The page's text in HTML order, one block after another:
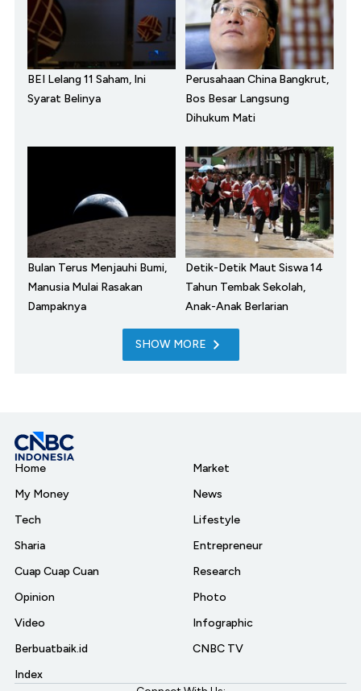
BEI Lelang 11 Saham, Ini
Syarat Belinya
Perusahaan China Bangkrut,
Bos Besar Langsung
Dihukum Mati
Bulan Terus Menjauhi Bumi,
Manusia Mulai Rasakan
Dampaknya
Detik-Detik Maut Siswa 14
Tahun Tembak Sekolah,
Anak-Anak Berlarian
SHOW MORE
Home
My Money
Tech
Sharia
Cuap Cuap Cuan
Opinion
Video
Berbuatbaik.id
Index
Market
News
Lifestyle
Entrepreneur
Research
Photo
Infographic
CNBC TV